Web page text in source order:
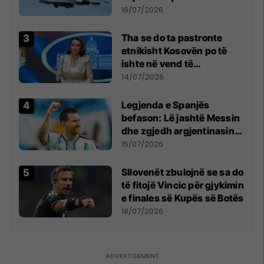
16/07/2026
Tha se do ta pastronte
etnikisht Kosovën po të
ishte në vend të
Millosheviqit, Lëvizja e
kërkon shkarkimin e
menjëhershëm të
Snezhana Paunoviq
14/07/2026
Legjenda e Spanjës
befason: Lë jashtë Messin
dhe zgjedh argjentinasin
më të mirë në botë
15/07/2026
Sllovenët zbulojnë se sa do
të fitojë Vincic për gjykimin
e finales së Kupës së Botës
18/07/2026